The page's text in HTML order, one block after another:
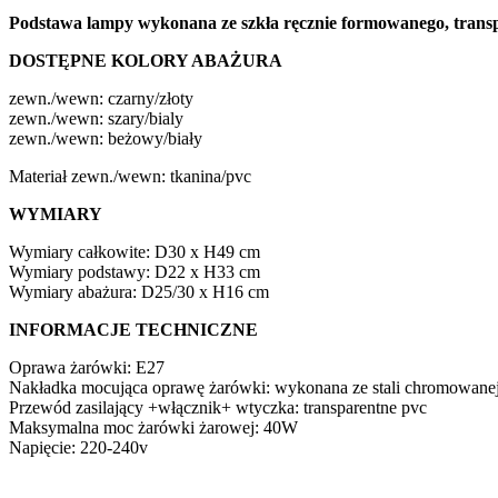
Podstawa lampy wykonana ze szkła ręcznie formowanego,
DOSTĘPNE KOLORY ABAŻURA
zewn./wewn: czarny/złoty
zewn./wewn: szary/bialy
zewn./wewn: beżowy/biały
Materiał zewn./wewn: tkanina/pvc
WYMIARY
Wymiary całkowite: D30 x H49 cm
Wymiary podstawy: D22 x H33 cm
Wymiary abażura: D25/30 x H16 cm
INFORMACJE TECHNICZNE
Oprawa żarówki: E27
Nakładka mocująca oprawę żarówki: wykonana ze stali chromowanej
Przewód zasilający +włącznik+ wtyczka: transparentne pvc
Maksymalna moc żarówki żarowej: 40W
Napięcie: 220-240v